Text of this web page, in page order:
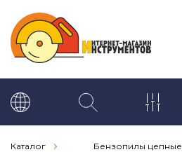
Каталог
Бензопилы цепные